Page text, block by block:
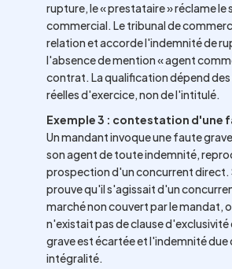
rupture, le « prestataire » réclame
commercial. Le tribunal de
relation et accorde l'indemnité de
l'absence de mention « agent
contrat. La qualification dépend
réelles d'exercice, non de l'intitulé.
Exemple 3 : contestation d'une
Un mandant invoque une faute
son agent de toute indemnité,
prospection d'un concurrent direct.
prouve qu'il s'agissait d'un
marché non couvert par le mandat,
n'existait pas de clause
grave est écartée et l'indemnité due
intégralité.